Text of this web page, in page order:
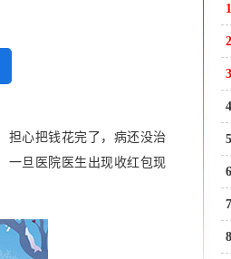
心把钱花完了，病还没治
一旦医院医生出现收红包现
1
2
3
4
5
6
7
8